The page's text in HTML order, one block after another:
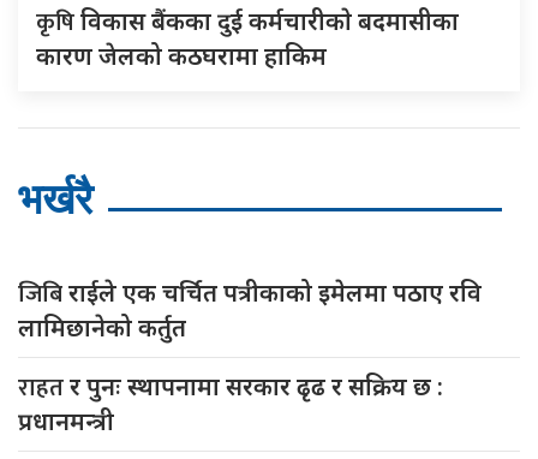
कृषिविकास बैंकका दुई कर्मचारीकाे बदमासीका
कारण जेलको कठघरामा हाकिम
भर्खरै
जिबिराईले एक चर्चित पत्रीकाको इमेलमा पठाए रवि
लामिछानेको कर्तुत
राहतर पुनः स्थापनामा सरकार ढृढ र सक्रिय छ :
प्रधानमन्त्री